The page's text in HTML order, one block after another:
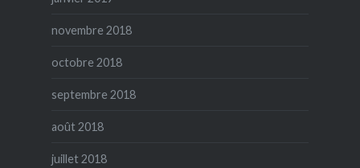
novembre 2018
octobre 2018
septembre 2018
août 2018
juillet 2018